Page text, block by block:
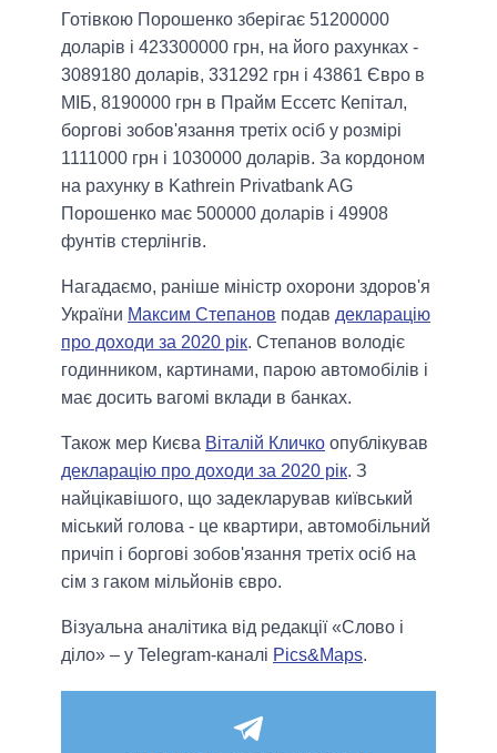
Готівкою Порошенко зберігає 51200000
доларів і 423300000 грн, на його рахунках -
3089180 доларів, 331292 грн і 43861 Євро в
МІБ, 8190000 грн в Прайм Ессетс Кепітал,
боргові зобов'язання третіх осіб у розмірі
1111000 грн і 1030000 доларів. За кордоном
на рахунку в Kathrein Privatbank AG
Порошенко має 500000 доларів і 49908
фунтів стерлінгів.
Нагадаємо, раніше міністр охорони здоров'я
України Максим Степанов подав декларацію
про доходи за 2020 рік. Степанов володіє
годинником, картинами, парою автомобілів і
має досить вагомі вклади в банках.
Також мер Києва Віталій Кличко опублікував
декларацію про доходи за 2020 рік. З
найцікавішого, що задекларував київський
міський голова - це квартири, автомобільний
причіп і боргові зобов'язання третіх осіб на
сім з гаком мільйонів євро.
Візуальна аналітика від редакції «Слово і
діло» – у Telegram-каналі Pics&Maps.